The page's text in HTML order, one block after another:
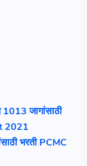
1013 जागांसाठी
2021
भरती PCMC